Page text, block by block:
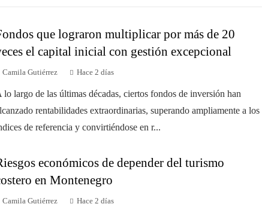
que lograron multiplicar por más de 20
el capital inicial con gestión excepcional
Camila Gutiérrez Hace 2 días
lo largo de las últimas décadas, ciertos fondos de inversión han
rentabilidades extraordinarias, superando ampliamente a los
de referencia y convirtiéndose en r...
económicos de depender del turismo
en Montenegro
Camila Gutiérrez Hace 2 días